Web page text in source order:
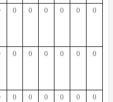
0 0 0 0 0 0
0 0 0 0 0 0
0 0 0 0 0 0